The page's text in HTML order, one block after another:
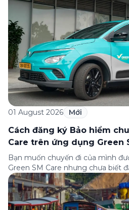
01 August 2026 Mới
Cách đăng ký Bảo hiểm
Care trên ứng dụng Green
Bạn muốn chuyến đi của mình
Green SM Care nhưng chưa biết
dưới đây sẽ hướng dẫn chi tiết
gia) gói bảo hiểm này ngay trên
những lưu ý quan trọng trước khi